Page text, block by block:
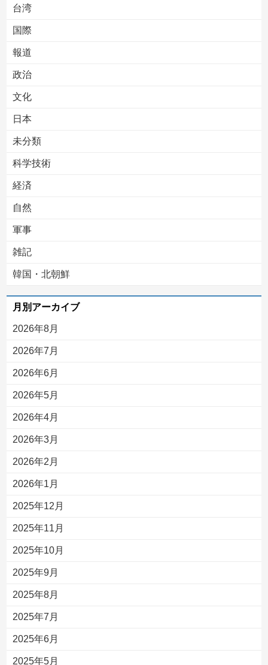
台湾
国際
報道
政治
文化
日本
未分類
科学技術
経済
自然
軍事
雑記
韓国・北朝鮮
月別アーカイブ
2026年8月
2026年7月
2026年6月
2026年5月
2026年4月
2026年3月
2026年2月
2026年1月
2025年12月
2025年11月
2025年10月
2025年9月
2025年8月
2025年7月
2025年6月
2025年5月